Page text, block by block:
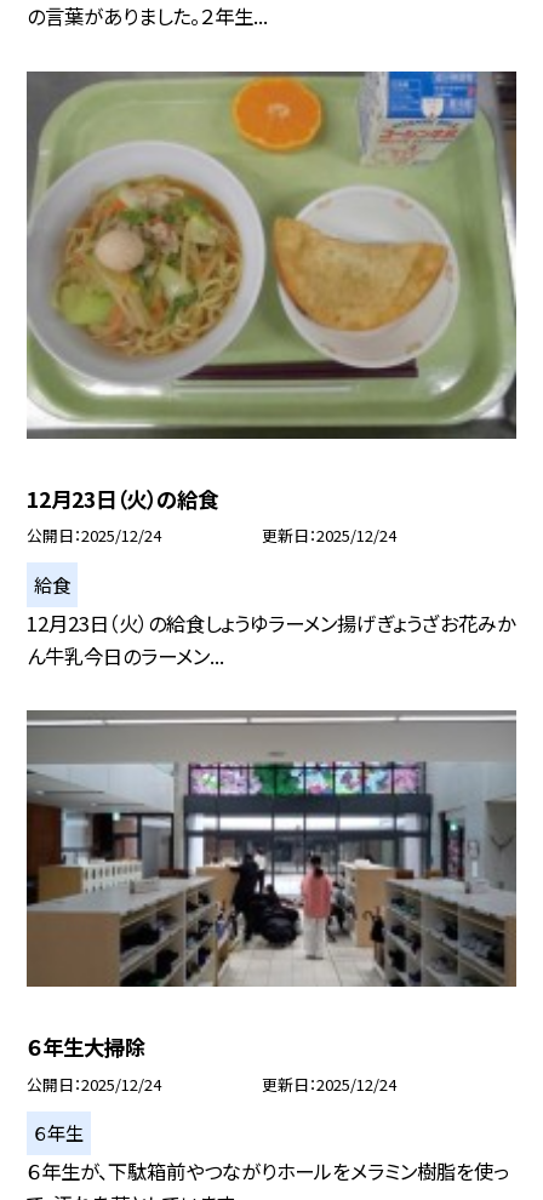
の言葉がありました。２年生...
12月23日（火）の給食
公開日 2025/12/24 更新日 2025/12/24
給食
12月23日（火）の給食しょうゆラーメン揚げぎょうざお花みか
ん牛乳今日のラーメン...
６年生大掃除
公開日 2025/12/24 更新日 2025/12/24
６年生
６年生が、下駄箱前やつながりホールをメラミン樹脂を使っ